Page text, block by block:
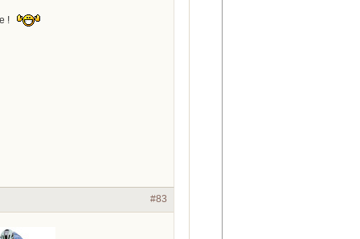
!
#83